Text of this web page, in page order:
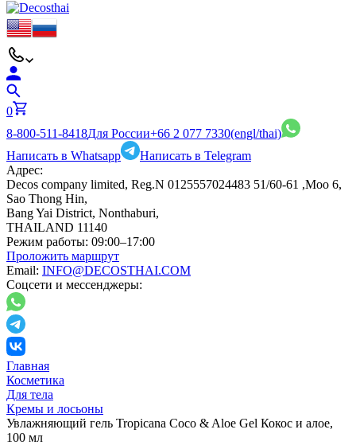
0
8-800-511-8418Для России+66 2 077 7330(engl/thai)
Написать в Whatsapp
Написать в Telegram
Адрес:
Decos company limited, Reg.N 0125557024483 51/60-61 ,Moo 6,
Sao Thong Hin,
Bang Yai District, Nonthaburi,
THAILAND 11140
Режим работы: 09:00–17:00
Проложить маршрут
Email: INFO@DECOSTHAI.COM
Соцсети и мессенджеры:
Главная
Косметика
Для тела
Кремы и лосьоны
Увлажняющий гель Tropicana Coco & Aloe Gel Кокос и алое,
100 мл